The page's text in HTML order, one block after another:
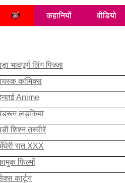
कहानियों वीडियो
भावपूर्ण लिंग पिज्जा
कॉमिक्स
Anime
लड़कियां
शिश्न तस्वीरें
रात XXX
फिल्मों
कार्टून